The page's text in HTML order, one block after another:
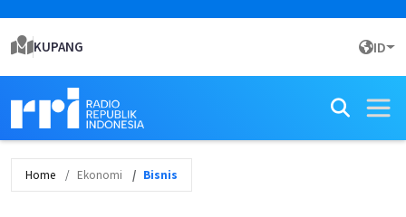
KUPANG ID
Home Ekonomi Bisnis